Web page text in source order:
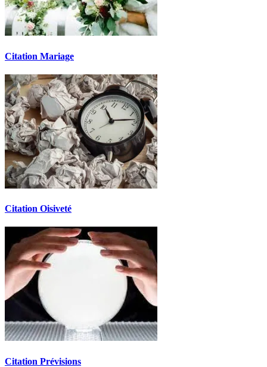
Citation Mariage
Citation Oisiveté
Citation Prévisions